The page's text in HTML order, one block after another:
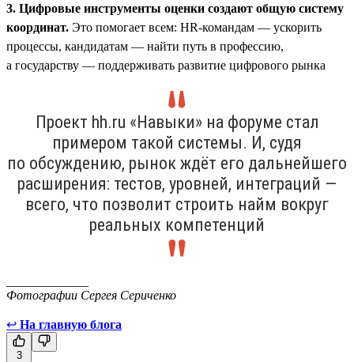
3. Цифровые инструменты оценки создают общую систему
координат. Это помогает всем: HR-командам — ускорить
процессы, кандидатам — найти путь в профессию,
а государству — поддерживать развитие цифрового рынка
Проект hh.ru «Навыки» на форуме стал
примером такой системы. И, судя
по обсуждению, рынок ждёт его дальнейшего
расширения: тестов, уровней, интеграций —
всего, что позволит строить найм вокруг
реальных компетенций
Фотографии Сергея Сериченко
↩ На главную блога
3